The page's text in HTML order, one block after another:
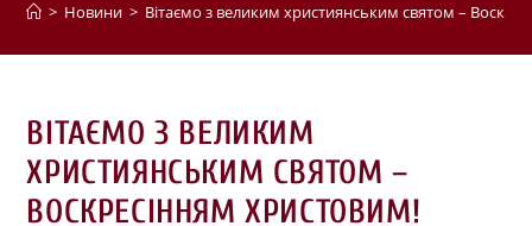
> Новини > Вітаємо з великим християнським святом –
ВІТАЄМО З ВЕЛИКИМ
ХРИСТИЯНСЬКИМ СВЯТОМ –
ВОСКРЕСІННЯМ ХРИСТОВИМ!